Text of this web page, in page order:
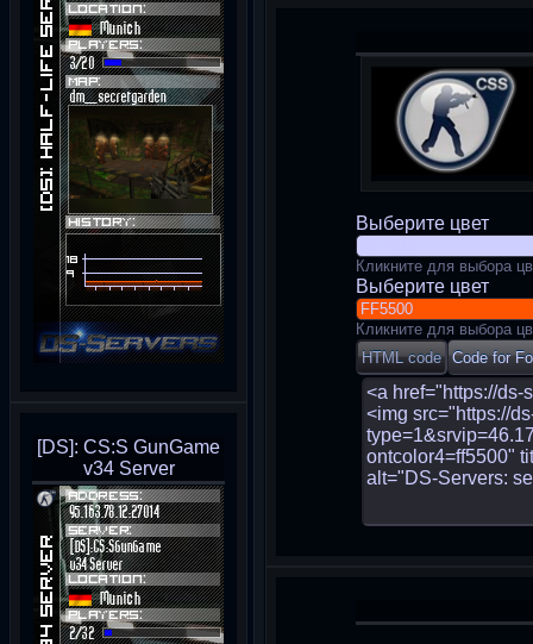
[DS]: CS:S GunGame
v34 Server
Выберите цвет
Кликните для выбора
Выберите цвет
Кликните для выбора